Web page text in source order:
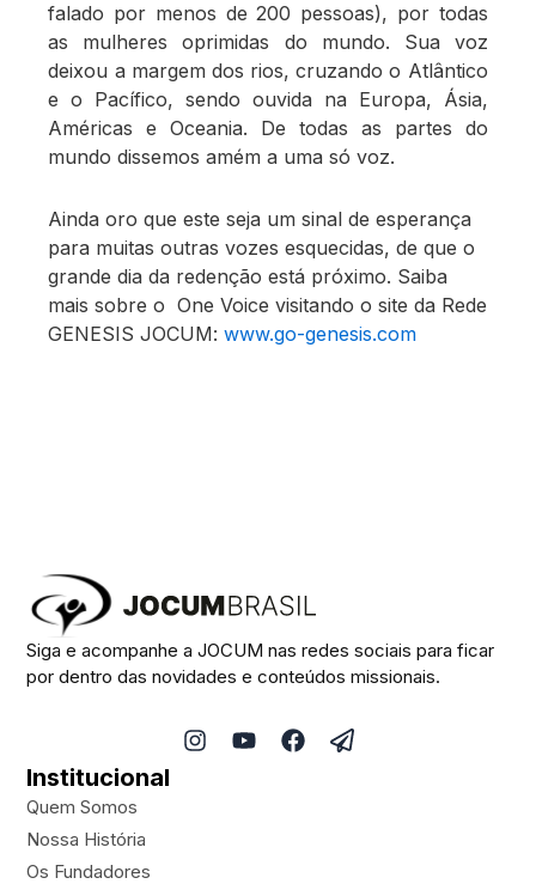
falado por menos de 200 pessoas), por todas
as mulheres oprimidas do mundo. Sua voz
deixou a margem dos rios, cruzando o Atlântico
e o Pacífico, sendo ouvida na Europa, Ásia,
Américas e Oceania. De todas as partes do
mundo dissemos amém a uma só voz.
Ainda oro que este seja um sinal de esperança
para muitas outras vozes esquecidas, de que o
grande dia da redenção está próximo. Saiba
mais sobre o One Voice visitando o site da Rede
GENESIS JOCUM:www.go-genesis.com
Siga e acompanhe a JOCUM nas redes sociais para ficar
por dentro das novidades e conteúdos missionais.
I
n
Y
o
F
a
P
a
Institucional
Quem Somos
Nossa História
Os Fundadores